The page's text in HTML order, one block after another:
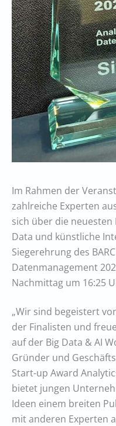
Im Rahmen der
zahlreiche Experten
sich über die neuesten
Data und künstliche
Siegerehrung des
Datenmanagement
Nachmittag um 16:25
„Wir sind begeistert
der Finalisten und
auf der Big Data & AI
Gründer und
Start-up Award
bietet jungen
Ideen einem breiten
mit anderen Experten